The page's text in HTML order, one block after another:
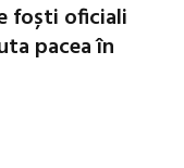
foști oficiali
pacea în